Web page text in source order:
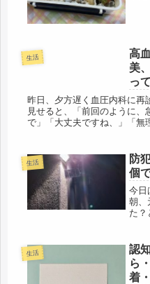
す...
生活
高
美
っ
昨日、夕方遅く血圧内科に再
見せると、「前回のように
で」「大丈夫ですね、」「無
生活
防
個
今日
朝、
た？
お願
いけ
家の...
生活
認
ら
着